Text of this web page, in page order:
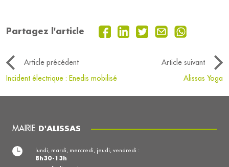
Partagez l'article
Article précédent
Article suivant
Incident électrique : Enedis mobilisé
Alissas Yoga
MAIRIE D'ALISSAS
lundi, mardi, mercredi, jeudi, vendredi :
8h30-13h